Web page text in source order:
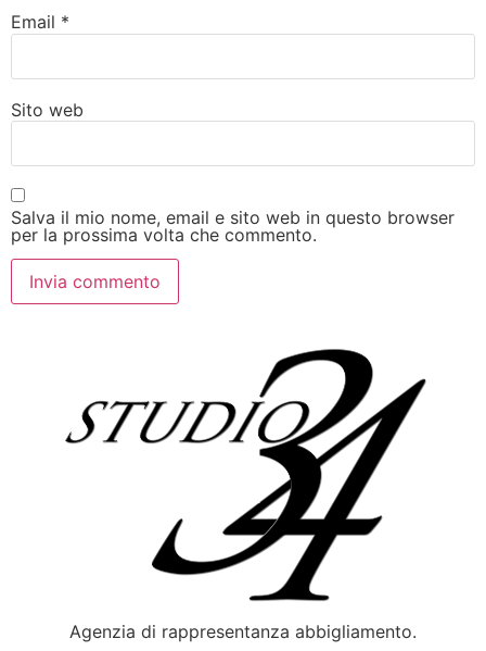
Email *
Sito web
Salva il mio nome, email e sito web in questo browser
per la prossima volta che commento.
Agenzia di rappresentanza abbigliamento.